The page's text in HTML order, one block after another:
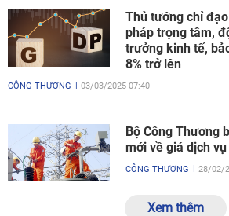
Thủ tướng chỉ
pháp trọng tâm,
trưởng kinh tế,
8% trở lên
CÔNG THƯƠNG 03/03/2025 07:40
Bộ Công Thương
mới về giá dịch
CÔNG THƯƠNG 28/02/
Xem thêm